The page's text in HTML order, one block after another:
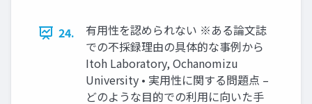
24.
有用性を認められない ※ある論文誌
での不採録理由の具体的な事例から
Itoh Laboratory, Ochanomizu
University • 実用性に関する問題点 –
どのような目的での利用に向いた手